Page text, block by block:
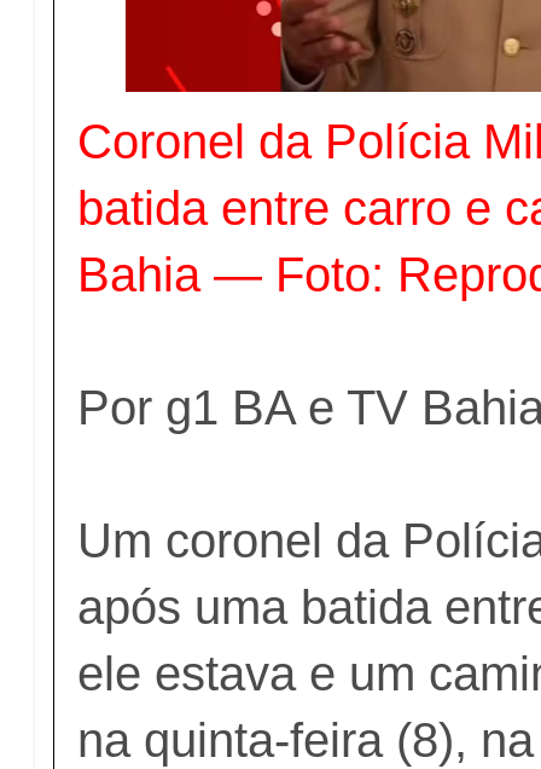
Coronel da Polícia
batida entre carro e
Bahia — Foto:
Por g1 BA e TV
Um coronel da
após uma batida
ele estava e um
na quinta-feira (8),